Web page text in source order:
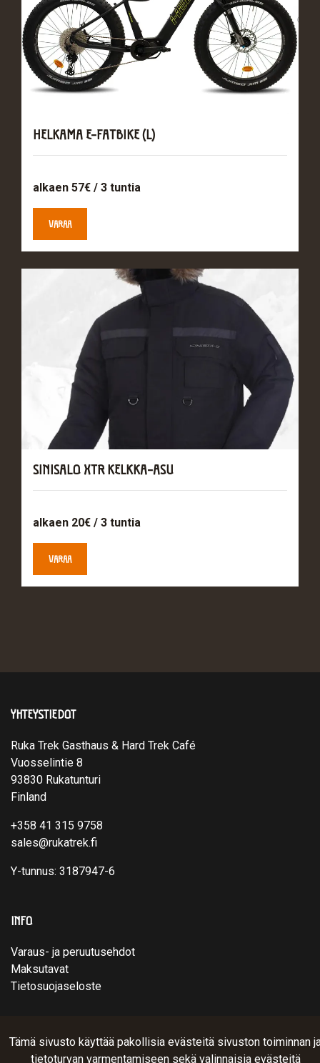
Tämä sivusto käyttää pakollisia evästeitä sivuston toiminnan
tietoturvan varmentamiseen sekä valinnaisia evästeitä
HELKAMA E-FATBIKE (L)
alkaen 57€ / 3 tuntia
VARAA
SINISALO XTR KELKKA-ASU
alkaen 20€ / 3 tuntia
VARAA
YHTEYSTIEDOT
Ruka Trek Gasthaus & Hard Trek Café
Vuosselintie 8
93830 Rukatunturi
Finland
+358 41 315 9758
sales@rukatrek.fi
Y-tunnus: 3187947-6
INFO
Varaus- ja peruutusehdot
Maksutavat
Tietosuojaseloste
© Ruka Trek Team Oy 2025. Sivusto:atFlow.